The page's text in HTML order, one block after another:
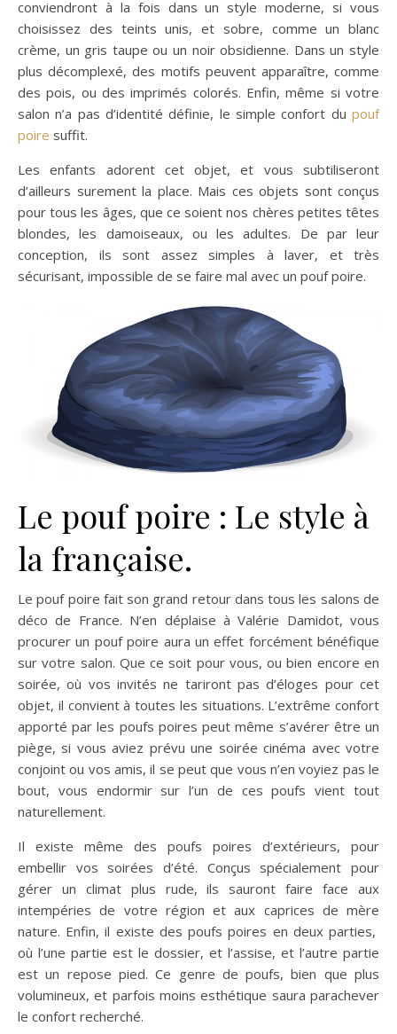
conviendront à la fois dans un style moderne, si vous
choisissez des teints unis, et sobre, comme un blanc
crème, un gris taupe ou un noir obsidienne. Dans un style
plus décomplexé, des motifs peuvent apparaître, comme
des pois, ou des imprimés colorés. Enfin, même si votre
salon n’a pas d’identité définie, le simple confort du pouf
poire suffit.
Les enfants adorent cet objet, et vous subtiliseront
d’ailleurs surement la place. Mais ces objets sont conçus
pour tous les âges, que ce soient nos chères petites têtes
blondes, les damoiseaux, ou les adultes. De par leur
conception, ils sont assez simples à laver, et très
sécurisant, impossible de se faire mal avec un pouf poire.
Le pouf poire : Le style à
la française.
Le pouf poire fait son grand retour dans tous les salons de
déco de France. N’en déplaise à Valérie Damidot, vous
procurer un pouf poire aura un effet forcément bénéfique
sur votre salon. Que ce soit pour vous, ou bien encore en
soirée, où vos invités ne tariront pas d’éloges pour cet
objet, il convient à toutes les situations. L’extrême confort
apporté par les poufs poires peut même s’avérer être un
piège, si vous aviez prévu une soirée cinéma avec votre
conjoint ou vos amis, il se peut que vous n’en voyiez pas le
bout, vous endormir sur l’un de ces poufs vient tout
naturellement.
Il existe même des poufs poires d’extérieurs, pour
embellir vos soirées d’été. Conçus spécialement pour
gérer un climat plus rude, ils sauront faire face aux
intempéries de votre région et aux caprices de mère
nature. Enfin, il existe des poufs poires en deux parties,
où l’une partie est le dossier, et l’assise, et l’autre partie
est un repose pied. Ce genre de poufs, bien que plus
volumineux, et parfois moins esthétique saura parachever
le confort recherché.